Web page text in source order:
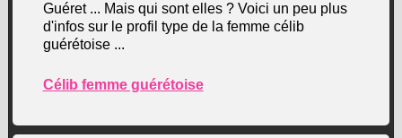
Guéret ... Mais qui sont elles ? Voici un peu plus
d'infos sur le profil type de la femme célib
guérétoise ...
Célib femme guérétoise